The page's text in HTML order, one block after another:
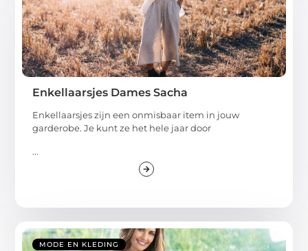
Enkellaarsjes Dames Sacha
Enkellaarsjes zijn een onmisbaar item in jouw
garderobe. Je kunt ze het hele jaar door
...
MODE EN KLEDING